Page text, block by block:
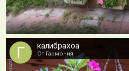
калибрахоа
От Гармония